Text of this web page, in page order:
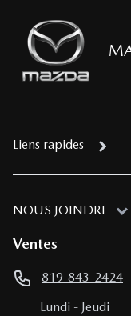
Liens rapides
NOUS JOINDRE
Ventes
819-843-2424
Lundi - Jeudi